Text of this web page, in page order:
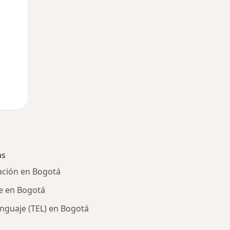
en Bogotá
en Bogotá
(TEL) en Bogotá